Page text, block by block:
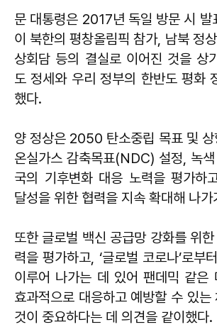
문 대통령은 2017년 독일 방문 시 발
이 북한의 평창올림픽 참가, 남북 정
상회담 등의 결실로 이어진 것을 상
도 정세와 우리 정부의 한반도 평화
했다.
양 정상은 2050 탄소중립 목표 및
온실가스 감축목표(NDC) 설정, 녹
국의 기후변화 대응 노력을 평가하
달성을 위한 협력을 지속 확대해 나가
또한 글로벌 백신 공급망 강화를 위
력을 평가하고, ‘글로벌 코로나’로부
이루어 나가는 데 있어 팬데믹 같은
효과적으로 대응하고 예방할 수 있는
것이 중요하다는 데 의견을 같이했다.